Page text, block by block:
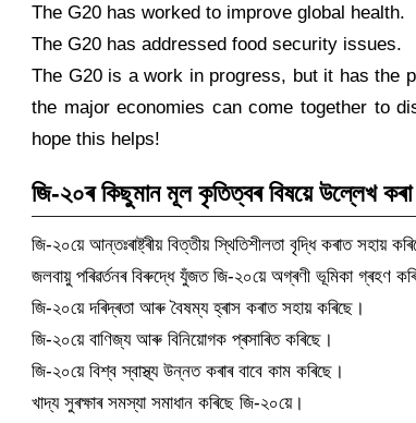
The G20 has worked to improve global health.
The G20 has addressed food security issues.
The G20 is a work in progress, but it has the
the major economies can come together to
hope this helps!
জি-২০ৰ কিছুমান মূল কৃতিত্বৰ বিষয়ে উল্লেখ
জি-২০য়ে আন্তঃৰাষ্ট্ৰীয় বিত্তীয় স্থিতিশীলতা বৃদ্ধি কৰাত সহায়
জলবায়ু পৰিৱৰ্তনৰ বিৰুদ্ধে যুঁজত জি-২০য়ে অগ্ৰণী ভূমিকা গ্ৰহণ
জি-২০য়ে দৰিদ্ৰতা আৰু বৈষম্য হ্ৰাস কৰাত সহায় কৰিছে।
জি-২০য়ে বাণিজ্য আৰু বিনিয়োগক প্ৰসাৰিত কৰিছে।
জি-২০য়ে বিশ্ব স্বাস্থ্য উন্নত কৰাৰ বাবে কাম কৰিছে।
খাদ্য সুৰক্ষাৰ সমস্যা সমাধান কৰিছে জি-২০য়ে।